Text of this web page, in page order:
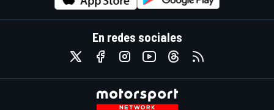
En redes sociales